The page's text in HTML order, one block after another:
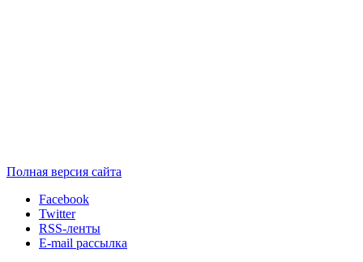
Полная версия сайта
Facebook
Twitter
RSS-ленты
E-mail рассылка